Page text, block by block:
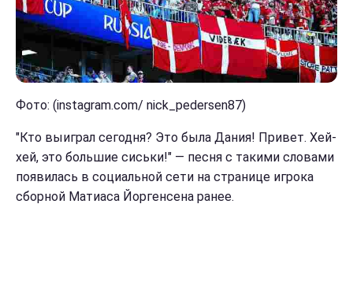
Фото: (instagram.com/ nick_pedersen87)
"Кто выиграл сегодня? Это была Дания! Привет. Хей-
хей, это большие сиськи!" — песня с такими словами
появилась в социальной сети на странице игрока
сборной Матиаса Йоргенсена ранее.